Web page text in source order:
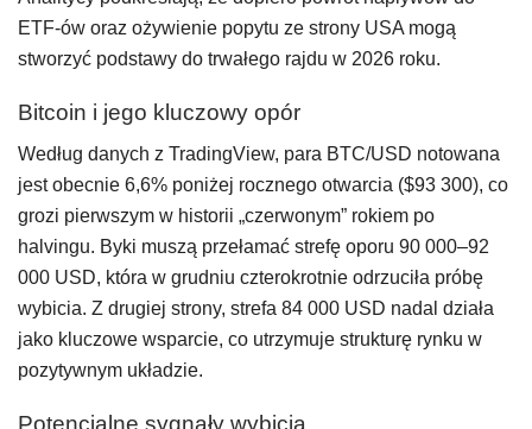
ETF-ów oraz ożywienie popytu ze strony USA mogą
stworzyć podstawy do trwałego rajdu w 2026 roku.
Bitcoin i jego kluczowy opór
Według danych z TradingView, para BTC/USD notowana
jest obecnie 6,6% poniżej rocznego otwarcia ($93 300), co
grozi pierwszym w historii „czerwonym” rokiem po
halvingu. Byki muszą przełamać strefę oporu 90 000–92
000 USD, która w grudniu czterokrotnie odrzuciła próbę
wybicia. Z drugiej strony, strefa 84 000 USD nadal działa
jako kluczowe wsparcie, co utrzymuje strukturę rynku w
pozytywnym układzie.
Potencjalne sygnały wybicia